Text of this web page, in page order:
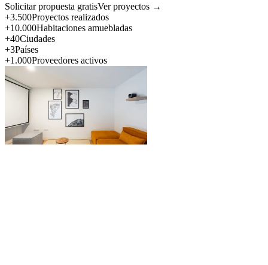
Solicitar propuesta gratisVer proyectos →
+3.500Proyectos realizados
+10.000Habitaciones amuebladas
+40Ciudades
+3Países
+1.000Proveedores activos